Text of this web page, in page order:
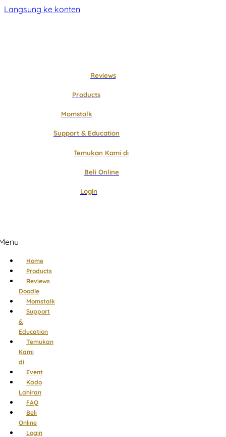
Langsung ke konten
Reviews
Products
Momstalk
Support & Education
Temukan Kami di
Beli Online
Login
Home
Products
Reviews
Doodle
Momstalk
Support
&
Education
Temukan
Kami
di
Event
Kado
Lahiran
FAQ
Beli
Online
Login